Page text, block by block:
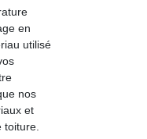
en
utilisé
nos
et